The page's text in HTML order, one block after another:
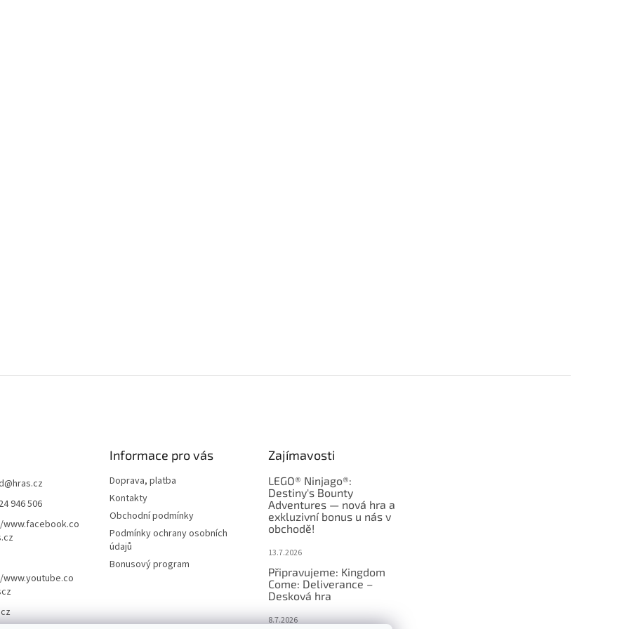
@hras.cz
946 506
Informace pro vás
Doprava, platba
Kontakty
Obchodní podmínky
Podmínky ochrany osobních
údajů
Bonusový program
Zajímavosti
LEGO® Ninjago®:
Destiny's Bounty
Adventures — nová hra a
exkluzivní bonus u nás v
obchodě!
13.7.2026
Připravujeme: Kingdom
Come: Deliverance –
Desková hra
8.7.2026